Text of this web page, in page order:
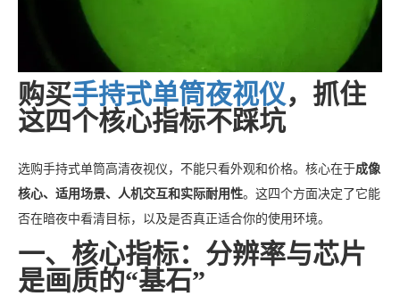
购买手持式单筒夜视仪，抓住
这四个核心指标不踩坑
选购手持式单筒高清夜视仪，不能只看外观和价格。核心在于成像
核心、适用场景、人机交互和实际耐用性。这四个方面决定了它能
否在暗夜中看清目标，以及是否真正适合你的使用环境。
一、核心指标：分辨率与芯片
是画质的“基石”